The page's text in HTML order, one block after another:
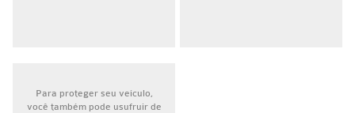
Para proteger seu veículo,
você também pode usufruir de